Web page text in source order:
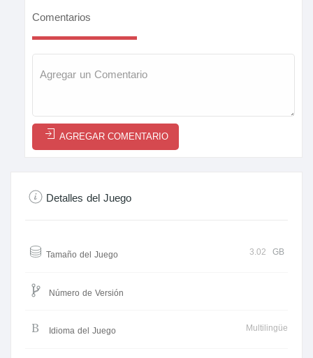
Comentarios
AGREGAR COMENTARIO
Detalles del Juego
Tamaño del Juego 3.02 GB
Número de Versión
Idioma del Juego Multilingüe